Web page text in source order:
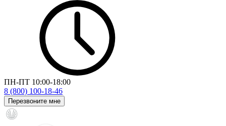
ПН-ПТ 10:00-18:00
8 (800) 100-18-46
Перезвоните мне